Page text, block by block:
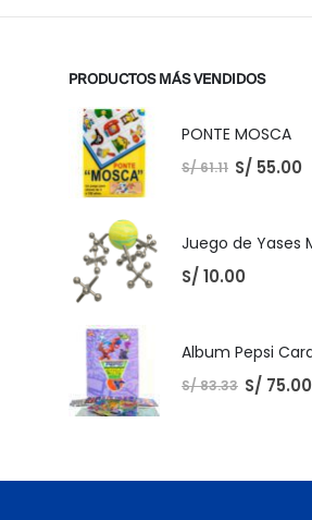
PRODUCTOS MÁS VENDIDOS
PONTE MOSCA
S/61.11 S/ 55.00
S/ 10.00
S/83.33 S/ 75.00